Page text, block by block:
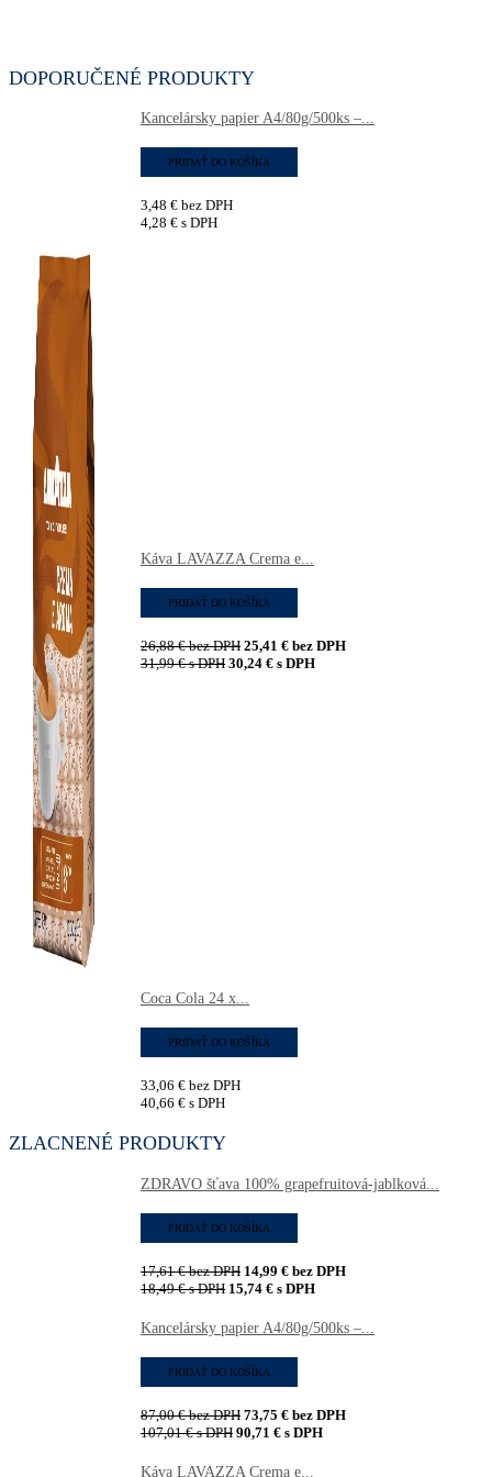
DOPORUČENÉ PRODUKTY
Kancelársky papier A4/80g/500ks –...
3,48 € bez DPH
4,28 € s DPH
PRIDAŤ DO KOŠÍKA
Káva LAVAZZA Crema e...
26,88€bez DPH 25,41 € bez DPH
31,99€s DPH 30,24 € s DPH
PRIDAŤ DO KOŠÍKA
Coca Cola 24 x...
33,06 € bez DPH
40,66 € s DPH
PRIDAŤ DO KOŠÍKA
ZLACNENÉ PRODUKTY
ZDRAVO šťava 100% grapefruitová-jablková...
17,61€bez DPH 14,99 € bez DPH
18,49€s DPH 15,74 € s DPH
PRIDAŤ DO KOŠÍKA
Kancelársky papier A4/80g/500ks –...
87,00€bez DPH 73,75 € bez DPH
107,01€s DPH 90,71 € s DPH
PRIDAŤ DO KOŠÍKA
Káva LAVAZZA Crema e...